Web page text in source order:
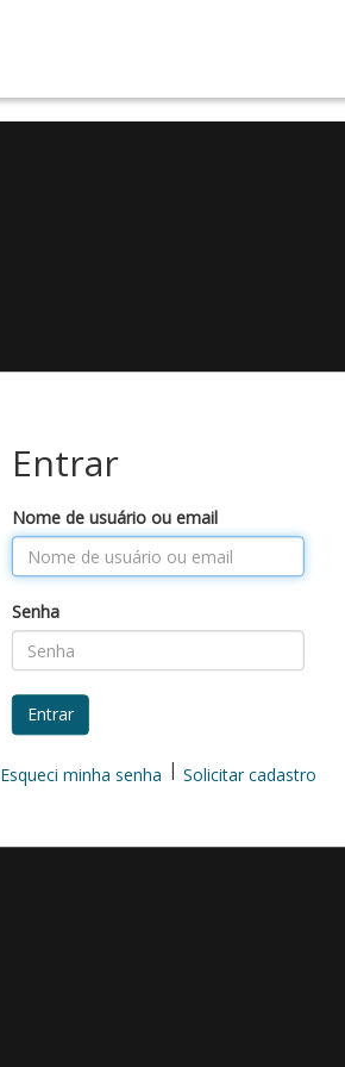
Entrar
Nome de usuário ou email
Senha
Entrar
Esqueci minha senha | Solicitar cadastro